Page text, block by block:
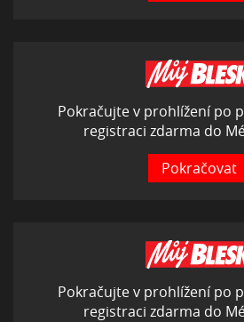
Pokračujte v prohlížení po
registraci zdarma do
Pokračovat
Pokračujte v prohlížení po
registraci zdarma do